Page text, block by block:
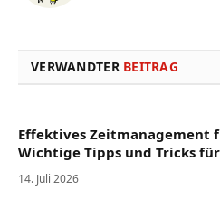
VERWANDTER BEITRAG
Effektives Zeitmanagement
Wichtige Tipps und Tricks
14. Juli 2026